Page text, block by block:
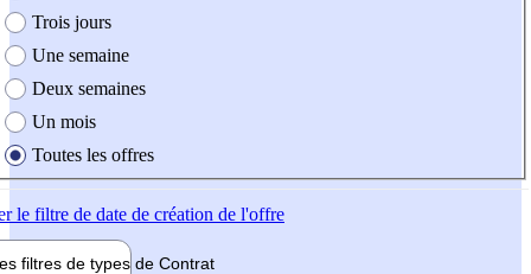
Trois jours
Une semaine
Deux semaines
Un mois
Toutes les offres
le filtre de date de création de l'offre
filtres de types de Contrat